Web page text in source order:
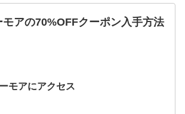
モアの70%OFFクーポン入手方法
モアにアクセス